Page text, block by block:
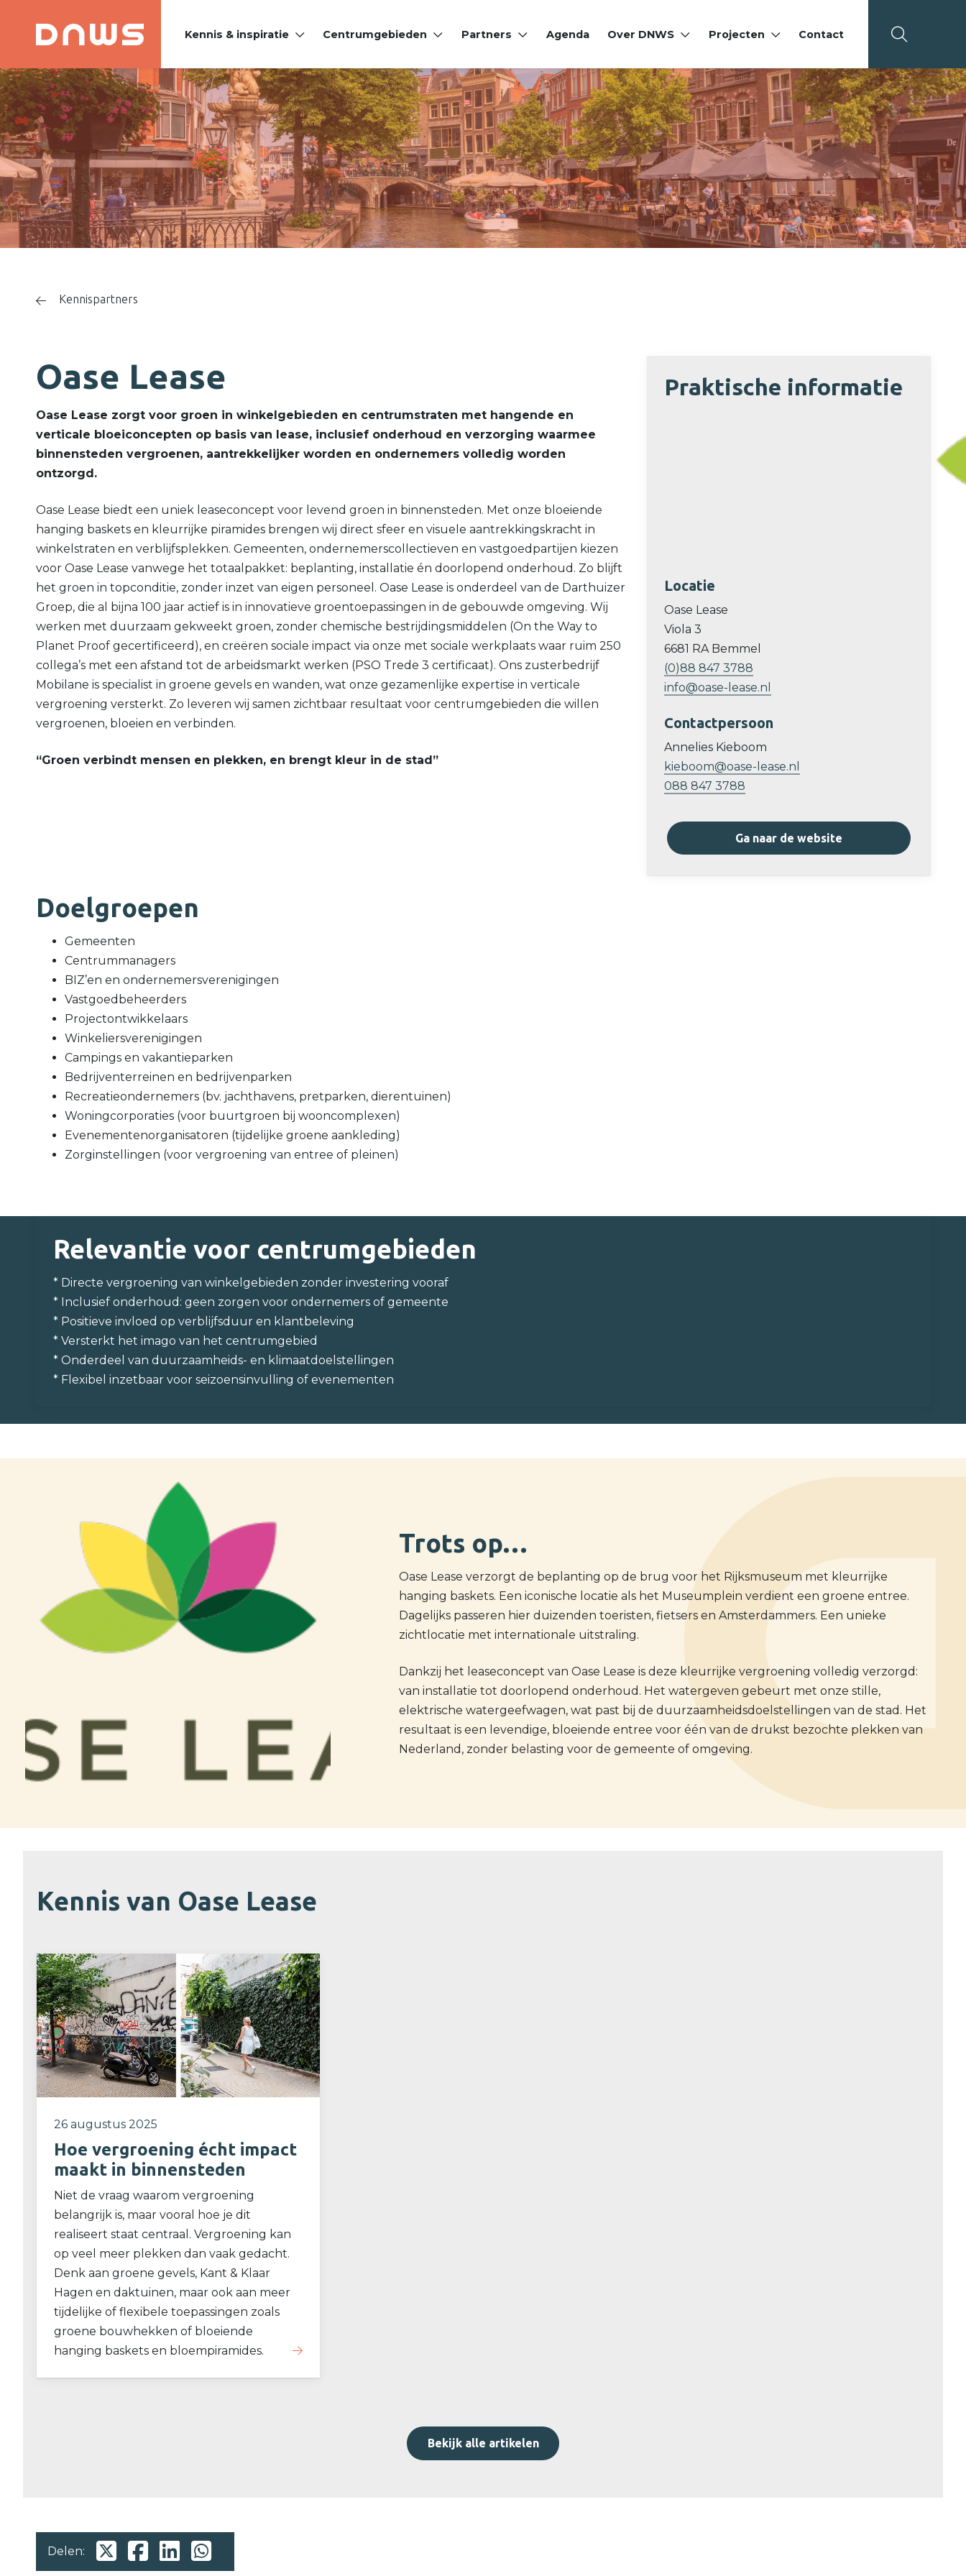
NIEUWE
WINKELSTRAAT
Kennis & inspiratie Centrumgebieden Partners Agenda Over DNWS Projecten Contact
Kennispartners
Oase Lease
Oase Lease zorgt voor groen in winkelgebieden en centrumstraten met hangende en
verticale bloeiconcepten op basis van lease, inclusief onderhoud en verzorging waarmee
binnensteden vergroenen, aantrekkelijker worden en ondernemers volledig worden
ontzorgd.
Oase Lease biedt een uniek leaseconcept voor levend groen in binnensteden. Met onze bloeiende
hanging baskets en kleurrijke piramides brengen wij direct sfeer en visuele aantrekkingskracht in
winkelstraten en verblijfsplekken. Gemeenten, ondernemerscollectieven en vastgoedpartijen kiezen
voor Oase Lease vanwege het totaalpakket: beplanting, installatie én doorlopend onderhoud. Zo blijft
het groen in topconditie, zonder inzet van eigen personeel. Oase Lease is onderdeel van de Darthuizer
Groep, die al bijna 100 jaar actief is in innovatieve groentoepassingen in de gebouwde omgeving. Wij
werken met duurzaam gekweekt groen, zonder chemische bestrijdingsmiddelen (On the Way to
Planet Proof gecertificeerd), en creëren sociale impact via onze met sociale werkplaats waar ruim 250
collega’s met een afstand tot de arbeidsmarkt werken (PSO Trede 3 certificaat). Ons zusterbedrijf
Mobilane is specialist in groene gevels en wanden, wat onze gezamenlijke expertise in verticale
vergroening versterkt. Zo leveren wij samen zichtbaar resultaat voor centrumgebieden die willen
vergroenen, bloeien en verbinden.
“Groen verbindt mensen en plekken, en brengt kleur in de stad”
Praktische informatie
Locatie
Oase Lease
Viola 3
6681 RA Bemmel
(0)88 847 3788
info@oase-lease.nl
Contactpersoon
Annelies Kieboom
kieboom@oase-lease.nl
088 847 3788
Ga naar de website
Doelgroepen
Gemeenten
Centrummanagers
BIZ’en en ondernemersverenigingen
Vastgoedbeheerders
Projectontwikkelaars
Winkeliersverenigingen
Campings en vakantieparken
Bedrijventerreinen en bedrijvenparken
Recreatieondernemers (bv. jachthavens, pretparken, dierentuinen)
Woningcorporaties (voor buurtgroen bij wooncomplexen)
Evenementenorganisatoren (tijdelijke groene aankleding)
Zorginstellingen (voor vergroening van entree of pleinen)
Relevantie voor centrumgebieden
* Directe vergroening van winkelgebieden zonder investering vooraf
* Inclusief onderhoud: geen zorgen voor ondernemers of gemeente
* Positieve invloed op verblijfsduur en klantbeleving
* Versterkt het imago van het centrumgebied
* Onderdeel van duurzaamheids- en klimaatdoelstellingen
* Flexibel inzetbaar voor seizoensinvulling of evenementen
Trots op…
Oase Lease verzorgt de beplanting op de brug voor het Rijksmuseum met kleurrijke
hanging baskets. Een iconische locatie als het Museumplein verdient een groene entree.
Dagelijks passeren hier duizenden toeristen, fietsers en Amsterdammers. Een unieke
zichtlocatie met internationale uitstraling.
Dankzij het leaseconcept van Oase Lease is deze kleurrijke vergroening volledig verzorgd:
van installatie tot doorlopend onderhoud. Het watergeven gebeurt met onze stille,
elektrische watergeefwagen, wat past bij de duurzaamheidsdoelstellingen van de stad. Het
resultaat is een levendige, bloeiende entree voor één van de drukst bezochte plekken van
Nederland, zonder belasting voor de gemeente of omgeving.
Kennis van Oase Lease
Hoe vergroening écht impact
maakt in binnensteden
26 augustus 2025
Niet de vraag waarom vergroening
belangrijk is, maar vooral hoe je dit
realiseert staat centraal. Vergroening kan
op veel meer plekken dan vaak gedacht.
Denk aan groene gevels, Kant & Klaar
Hagen en daktuinen, maar ook aan meer
tijdelijke of flexibele toepassingen zoals
groene bouwhekken of bloeiende
hanging baskets en bloempiramides.
Bekijk alle artikelen
Delen: